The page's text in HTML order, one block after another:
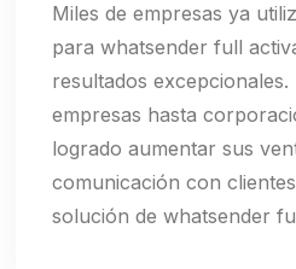
Miles de empresas ya
para whatsender full
resultados excepcionales.
empresas hasta
logrado aumentar sus
comunicación con
solución de whatsender